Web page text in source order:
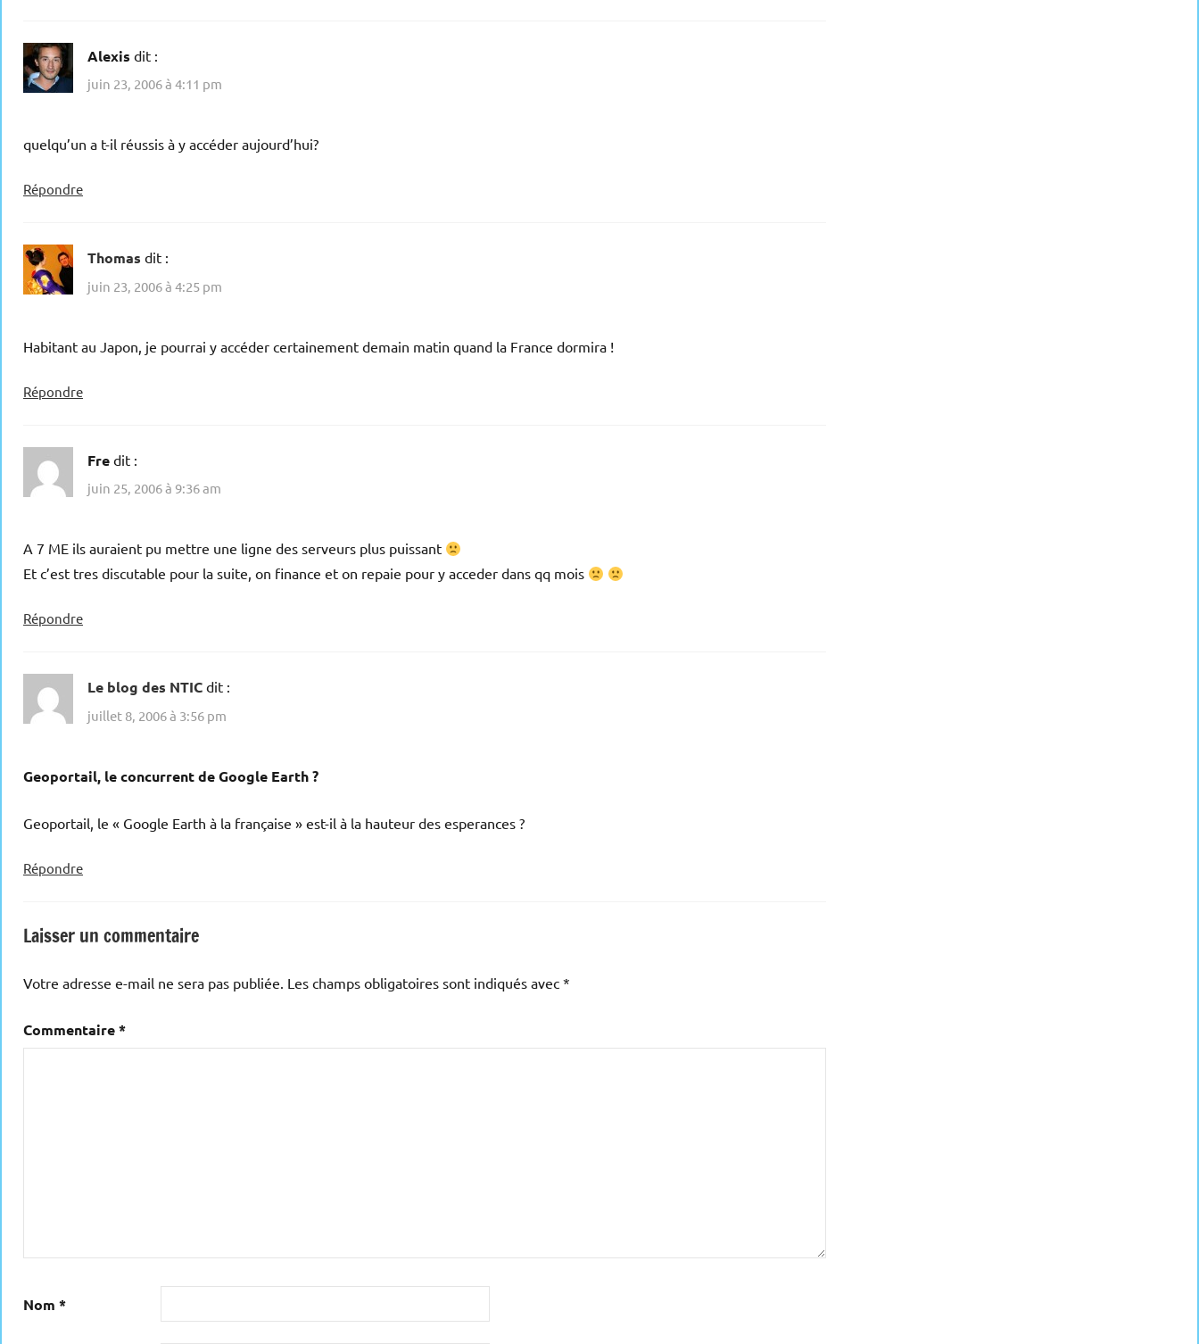
Alexis dit :
juin 23, 2006 à 4:11 pm
quelqu’un a t-il réussis à y accéder aujourd’hui?
Répondre
Thomas dit :
juin 23, 2006 à 4:25 pm
Habitant au Japon, je pourrai y accéder certainement demain matin quand la France dormira !
Répondre
Fre dit :
juin 25, 2006 à 9:36 am
A 7 ME ils auraient pu mettre une ligne des serveurs plus puissant
Et c’est tres discutable pour la suite, on finance et on repaie pour y acceder dans qq mois
Répondre
Le blog des NTIC dit :
juillet 8, 2006 à 3:56 pm
Geoportail, le concurrent de Google Earth ?
Geoportail, le « Google Earth à la française » est-il à la hauteur des esperances ?
Répondre
Laisser un commentaire
Votre adresse e-mail ne sera pas publiée. Les champs obligatoires sont indiqués avec *
Commentaire*
Nom *